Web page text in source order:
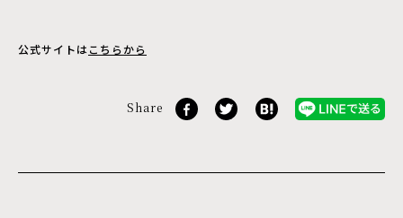
公式サイトはこちらから
Share